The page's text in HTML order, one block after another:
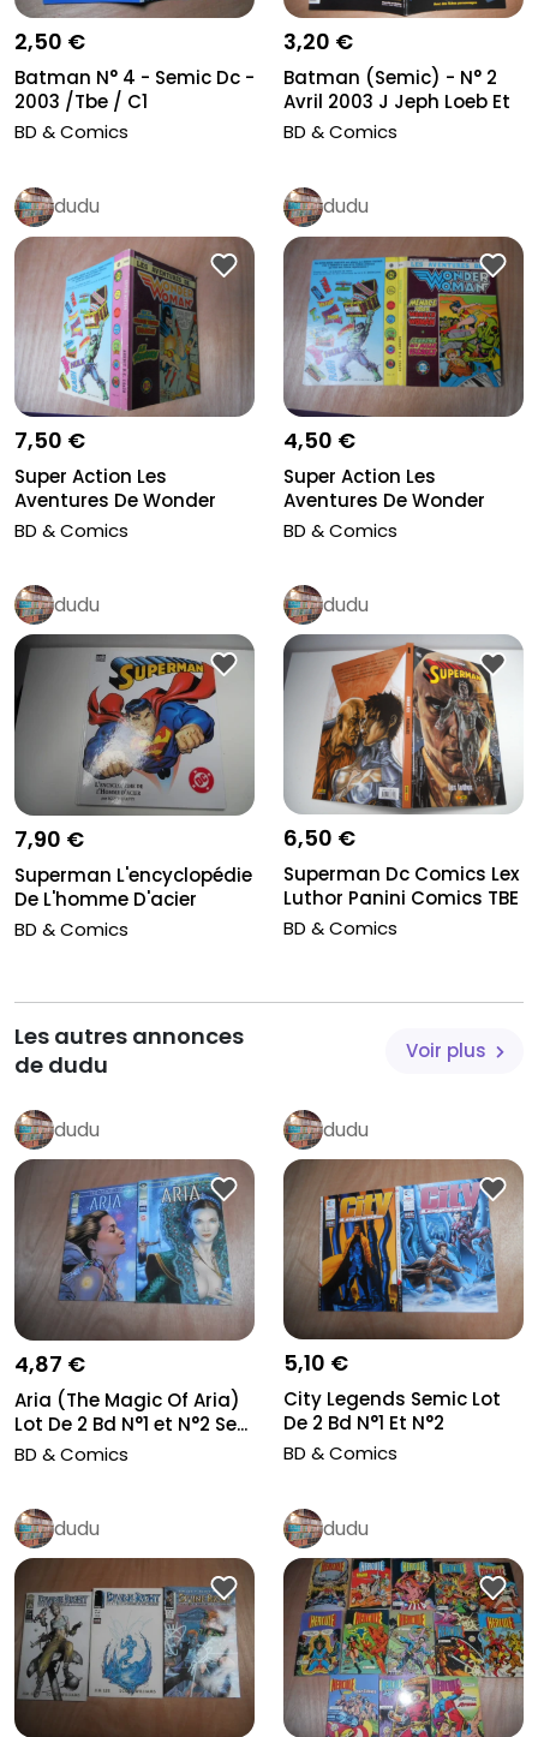
2,50 €
Batman N° 4 - Semic Dc -
2003 /Tbe / C1
BD & Comics
3,20 €
Batman (Semic) - N° 2
Avril 2003 J Jeph Loeb Et
Ji...
BD & Comics
dudu
7,50 €
Super Action Les
Aventures De Wonder
Woman Recueil...
BD & Comics
dudu
4,50 €
Super Action Les
Aventures De Wonder
Woman Recueil...
BD & Comics
dudu
7,90 €
Superman L'encyclopédie
De L'homme D'acier
Semic D...
BD & Comics
dudu
6,50 €
Superman Dc Comics Lex
Luthor Panini Comics TBE
BD & Comics
Les autres annonces
de dudu
Voir plus
dudu
4,87 €
Aria (The Magic Of Aria)
Lot De 2 Bd N°1 et N°2 Se...
BD & Comics
dudu
5,10 €
City Legends Semic Lot
De 2 Bd N°1 Et N°2
Delcourt...
BD & Comics
dudu dudu